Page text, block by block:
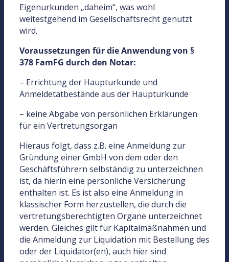
Eigenurkunden „daheim“, was wohl
weitestgehend im Gesellschaftsrecht genutzt
wird.
Voraussetzungen für die Anwendung von §
378 FamFG durch den Notar:
– Errichtung der Haupturkunde und
Anmeldetatbestände aus der Haupturkunde
– keine Abgabe von persönlichen Erklärungen
für ein Vertretungsorgan
Hieraus folgt, dass z.B. eine Anmeldung zur
Gründung einer GmbH von dem oder den
Geschäftsführern selbständig zu unterzeichnen
ist, da hierin eine persönliche Versicherung
enthalten ist. Es ist also eine Anmeldung in
klassischer Form herzustellen, die durch die
vertretungsberechtigten Organe unterzeichnet
werden. Gleiches gilt für Kapitalmaßnahmen und
die Anmeldung zur Liquidation mit Bestellung des
oder der Liquidator(en), auch hier sind